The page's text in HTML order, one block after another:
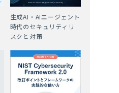
生成AI・AIエージェント
時代のセキュリティリ
スクと対策